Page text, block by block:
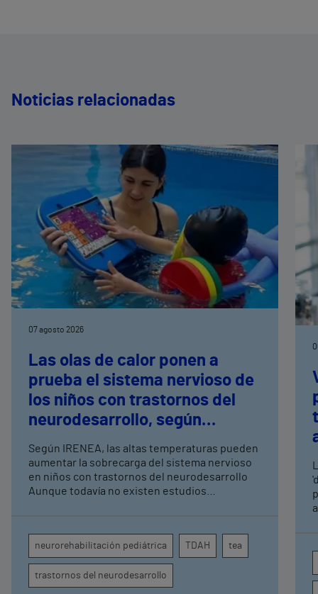
Noticias relacionadas
07 agosto 2026
Las olas de calor ponen a
prueba el sistema nervioso de
los niños con trastornos del
neurodesarrollo, según
expertos en
neurorrehabilitación
pediátrica de Vithas
Según IRENEA, las altas temperaturas pueden
aumentar la sobrecarga del sistema nervioso
en niños con trastornos del neurodesarrollo
Aunque todavía no existen estudios
atención, la regulación emocional y la
conducta
neurorehabilitación pediátrica TDAH tea
trastornos del neurodesarrollo